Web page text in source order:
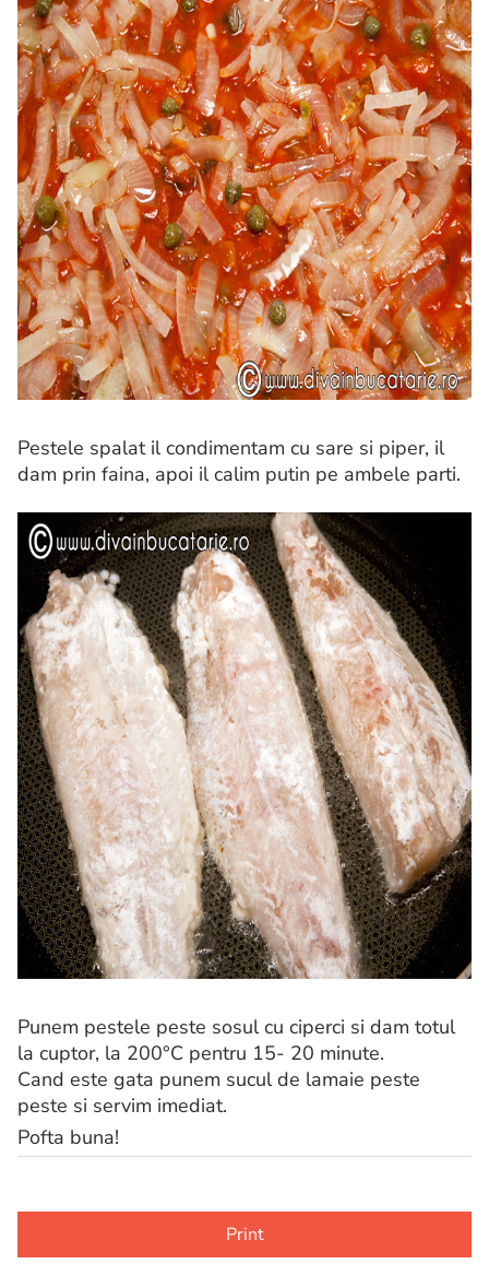
Pestele spalat il condimentam cu sare si piper, il
dam prin faina, apoi il calim putin pe ambele parti.
Punem pestele peste sosul cu ciperci si dam totul
la cuptor, la 200°C pentru 15- 20 minute.
Cand este gata punem sucul de lamaie peste
peste si servim imediat.
Pofta buna!
Print